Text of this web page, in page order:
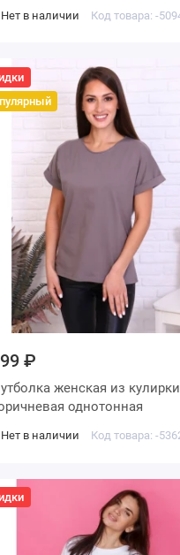
Нет в наличии Код товара: -
₽
женская из кулирки
коричневая однотонная
Нет в наличии Код товара: -